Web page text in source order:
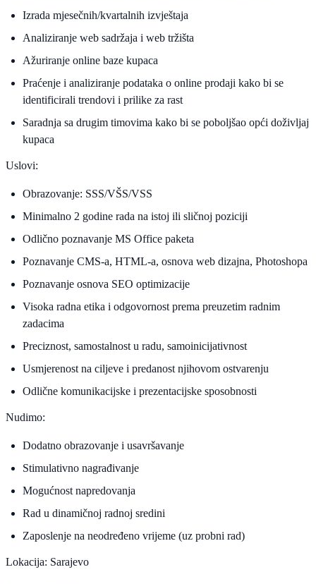
Izrada mjesečnih/kvartalnih izvještaja
Analiziranje web sadržaja i web tržišta
Ažuriranje online baze kupaca
Praćenje i analiziranje podataka o online prodaji kako bi se
identificirali trendovi i prilike za rast
Saradnja sa drugim timovima kako bi se poboljšao opći doživljaj
kupaca
Uslovi:
Obrazovanje: SSS/VŠS/VSS
Minimalno 2 godine rada na istoj ili sličnoj poziciji
Odlično poznavanje MS Office paketa
Poznavanje CMS-a, HTML-a, osnova web dizajna, Photoshopa
Poznavanje osnova SEO optimizacije
Visoka radna etika i odgovornost prema preuzetim radnim
zadacima
Preciznost, samostalnost u radu, samoinicijativnost
Usmjerenost na ciljeve i predanost njihovom ostvarenju
Odlične komunikacijske i prezentacijske sposobnosti
Nudimo:
Dodatno obrazovanje i usavršavanje
Stimulativno nagrađivanje
Mogućnost napredovanja
Rad u dinamičnoj radnoj sredini
Zaposlenje na neodređeno vrijeme (uz probni rad)
Lokacija: Sarajevo